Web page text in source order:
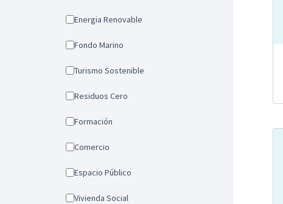
Energia Renovable
Fondo Marino
Turismo Sostenible
Residuos Cero
Formación
Comercio
Espacio Público
Vivienda Social